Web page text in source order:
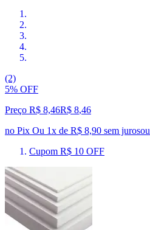
(2)
5% OFF
Preço R$ 8,46R$ 8,46
no Pix Ou 1x de R$ 8,90 sem jurosou
Cupom R$ 10 OFF